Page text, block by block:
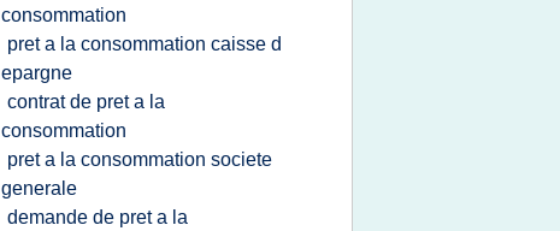
consommation
pret a la consommation caisse d
epargne
contrat de pret a la
consommation
pret a la consommation societe
generale
demande de pret a la